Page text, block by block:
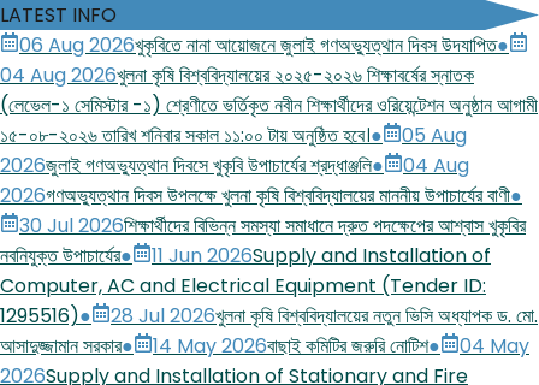
LATEST INFO
06 Aug 2026খুকৃবিতে নানা আয়োজনে জুলাই গণঅভ্যুত্থান দিবস উদযাপিত●
04 Aug 2026খুলনা কৃষি বিশ্ববিদ্যালয়ের ২০২৫-২০২৬ শিক্ষাবর্ষের স্নাতক
(লেভেল-১ সেমিস্টার -১) শ্রেণীতে ভর্তিকৃত নবীন শিক্ষার্থীদের ওরিয়েন্টেশন অনুষ্ঠান আগামী
১৫-০৮-২০২৬ তারিখ শনিবার সকাল ১১:০০ টায় অনুষ্ঠিত হবে।●
05 Aug
2026জুলাই গণঅভ্যুত্থান দিবসে খুকৃবি উপাচার্যের শ্রদ্ধাঞ্জলি●
04 Aug
2026গণঅভ্যুত্থান দিবস উপলক্ষে খুলনা কৃষি বিশ্ববিদ্যালয়ের মাননীয় উপাচার্যের বাণী●
30 Jul 2026শিক্ষার্থীদের বিভিন্ন সমস্যা সমাধানে দ্রুত পদক্ষেপের আশ্বাস খুকৃবির
নবনিযুক্ত উপাচার্যের● 11 Jun 2026Supply and Installation of
Computer, AC and Electrical Equipment (Tender ID:
1295516)● 28 Jul 2026খুলনা কৃষি বিশ্ববিদ্যালয়ের নতুন ভিসি অধ্যাপক ড. মো.
আসাদুজ্জামান সরকার● 14 May 2026বাছাই কমিটির জরুরি নোটিশ●
04 May
2026Supply and Installation of Stationary and Fire